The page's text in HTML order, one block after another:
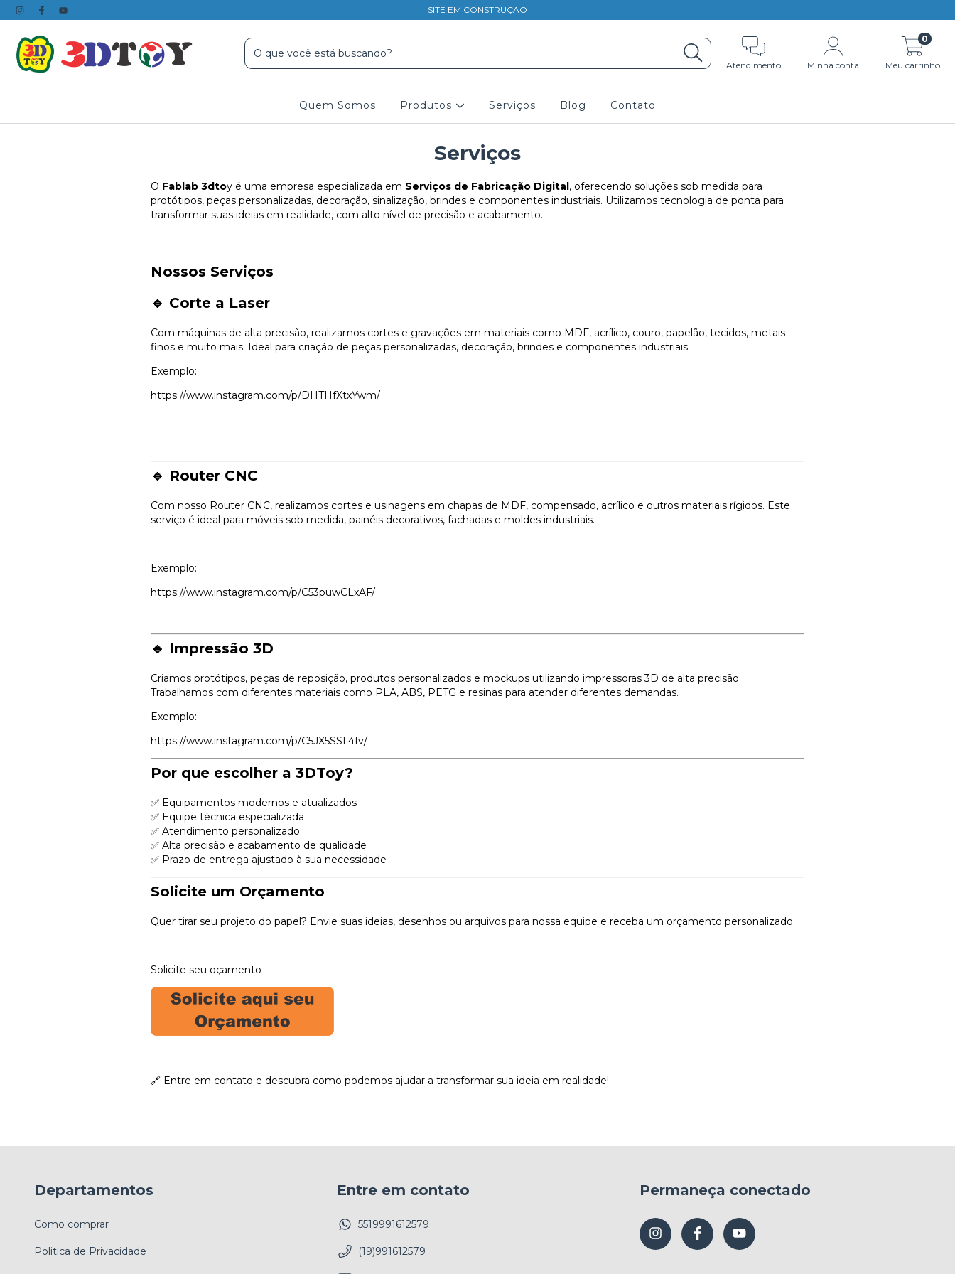
SITE EM CONSTRUÇAO
Atendimento Minha conta Meu carrinho
0
Quem Somos Produtos Serviços Blog Contato
Serviços
O Fablab 3dtoy é uma empresa especializada em Serviços de Fabricação Digital, oferecendo soluções sob medida para
protótipos, peças personalizadas, decoração, sinalização, brindes e componentes industriais. Utilizamos tecnologia de ponta para
transformar suas ideias em realidade, com alto nível de precisão e acabamento.
Nossos Serviços
🔹 Corte a Laser
Com máquinas de alta precisão, realizamos cortes e gravações em materiais como MDF, acrílico, couro, papelão, tecidos, metais
finos e muito mais. Ideal para criação de peças personalizadas, decoração, brindes e componentes industriais.
Exemplo:
https://www.instagram.com/p/DHTHfXtxYwm/
🔹 Router CNC
Com nosso Router CNC, realizamos cortes e usinagens em chapas de MDF, compensado, acrílico e outros materiais rígidos. Este
serviço é ideal para móveis sob medida, painéis decorativos, fachadas e moldes industriais.
Exemplo:
https://www.instagram.com/p/C53puwCLxAF/
🔹 Impressão 3D
Criamos protótipos, peças de reposição, produtos personalizados e mockups utilizando impressoras 3D de alta precisão.
Trabalhamos com diferentes materiais como PLA, ABS, PETG e resinas para atender diferentes demandas.
Exemplo:
https://www.instagram.com/p/C5JX5SSL4fv/
Por que escolher a 3DToy?
✅ Equipamentos modernos e atualizados
✅ Equipe técnica especializada
✅ Atendimento personalizado
✅ Alta precisão e acabamento de qualidade
✅ Prazo de entrega ajustado à sua necessidade
Solicite um Orçamento
Quer tirar seu projeto do papel? Envie suas ideias, desenhos ou arquivos para nossa equipe e receba um orçamento personalizado.
Solicite seu oçamento
🔗 Entre em contato e descubra como podemos ajudar a transformar sua ideia em realidade!
Departamentos
Como comprar
Politica de Privacidade
Entre em contato
5519991612579
(19)991612579
Permaneça conectado